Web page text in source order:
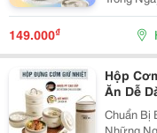
Hỗ Trợ
Gàng,
149.000₫
Hộp
Ăn Dễ
Chuẩn Bị
Những